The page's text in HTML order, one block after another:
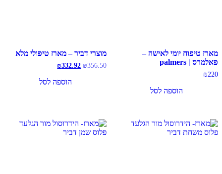
מארז טיפוח יומי לאישה –
פאלמרס | palmers
₪220
הוספה לסל
מוצרי דביר – מארז טיפולי מלא
₪356.50
המחיר
היה:
₪332.92 המחיר
הוא:
הוספה לסל